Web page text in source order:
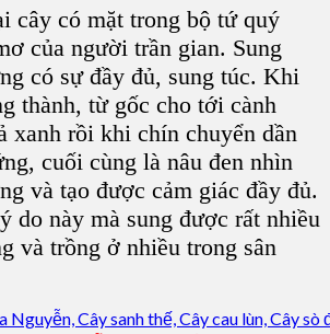
cây có mặt trong bộ tứ quý
của người trần gian. Sung
có sự đầy đủ, sung túc. Khi
thành, từ gốc cho tới cành
xanh rồi khi chín chuyển dần
cuối cùng là nâu đen nhìn
và tạo được cảm giác đầy đủ.
do này mà sung được rất nhiều
và trồng ở nhiều trong sân